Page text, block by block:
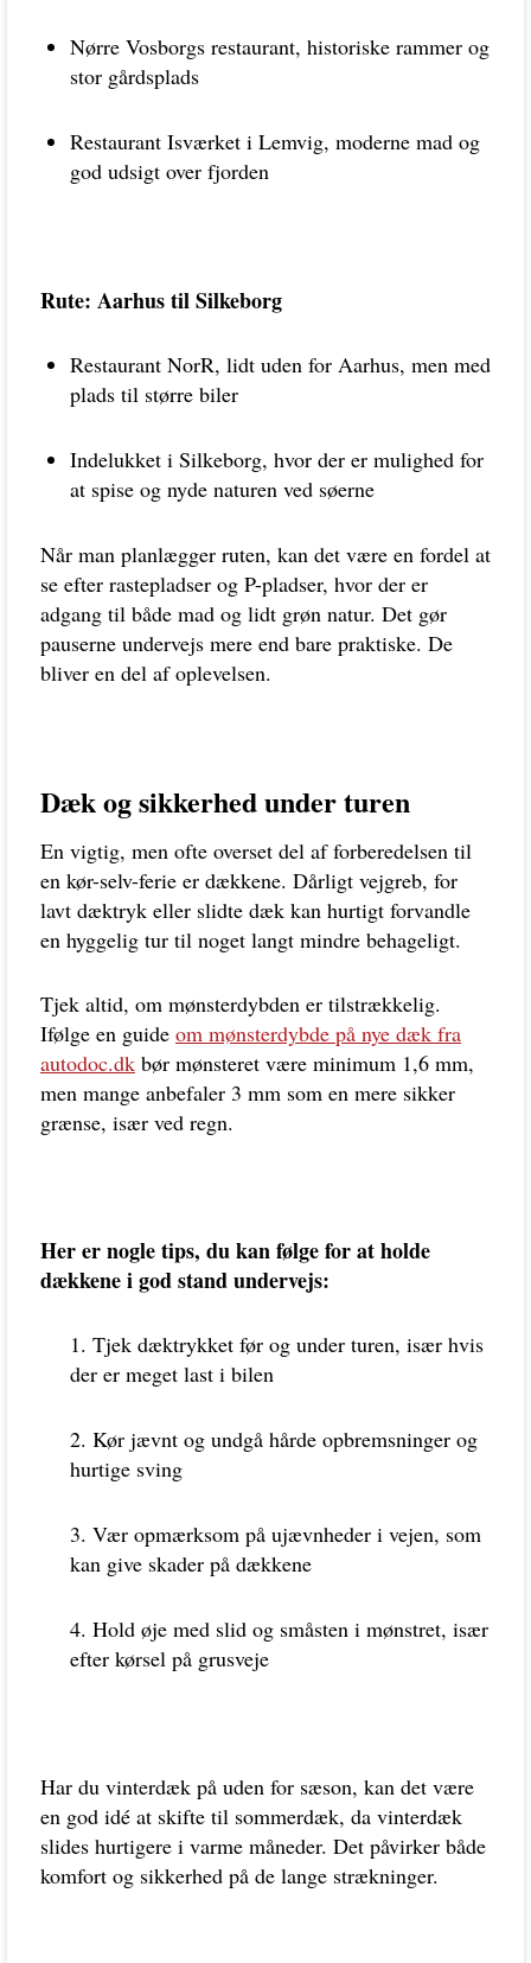
Nørre Vosborgs restaurant, historiske rammer og
stor gårdsplads
Restaurant Isværket i Lemvig, moderne mad og
god udsigt over fjorden
Rute: Aarhus til Silkeborg
Restaurant NorR, lidt uden for Aarhus, men med
plads til større biler
Indelukket i Silkeborg, hvor der er mulighed for
at spise og nyde naturen ved søerne
Når man planlægger ruten, kan det være en fordel at
se efter rastepladser og P-pladser, hvor der er
adgang til både mad og lidt grøn natur. Det gør
pauserne undervejs mere end bare praktiske. De
bliver en del af oplevelsen.
Dæk og sikkerhed under turen
En vigtig, men ofte overset del af forberedelsen til
en kør-selv-ferie er dækkene. Dårligt vejgreb, for
lavt dæktryk eller slidte dæk kan hurtigt forvandle
en hyggelig tur til noget langt mindre behageligt.
Tjek altid, om mønsterdybden er tilstrækkelig.
Ifølge en guide om mønsterdybde på nye dæk fra
autodoc.dk bør mønsteret være minimum 1,6 mm,
men mange anbefaler 3 mm som en mere sikker
grænse, især ved regn.
Her er nogle tips, du kan følge for at holde
dækkene i god stand undervejs:
Tjek dæktrykket før og under turen, især hvis
der er meget last i bilen
Kør jævnt og undgå hårde opbremsninger og
hurtige sving
Vær opmærksom på ujævnheder i vejen, som
kan give skader på dækkene
Hold øje med slid og småsten i mønstret, især
efter kørsel på grusveje
Har du vinterdæk på uden for sæson, kan det være
en god idé at skifte til sommerdæk, da vinterdæk
slides hurtigere i varme måneder. Det påvirker både
komfort og sikkerhed på de lange strækninger.